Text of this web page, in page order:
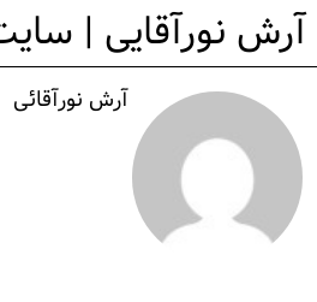
آرش نورآقایی |
آرش نورآقائی